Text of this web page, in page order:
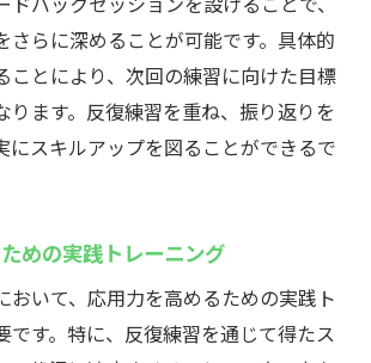
さらに深めることが可能です。具体的
ことにより、次回の練習に向けた目標
ります。反復練習を重ね、振り返りを
にスキルアップを図ることができるで
めの実践トレーニング
おいて、応用力を高めるための実践ト
です。特に、反復練習を通じて得たス